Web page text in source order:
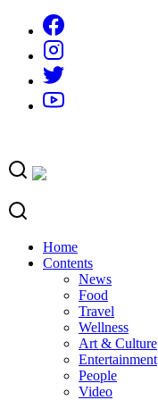
content
Home
Contents
News
Food
Travel
Wellness
Art & Culture
Entertainment
People
Video